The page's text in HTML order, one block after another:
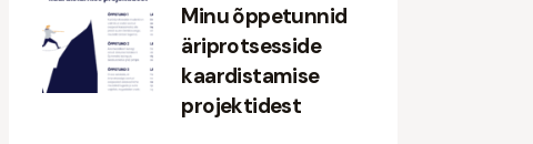
Minu õppetunnid
äriprotsesside
kaardistamise
projektidest